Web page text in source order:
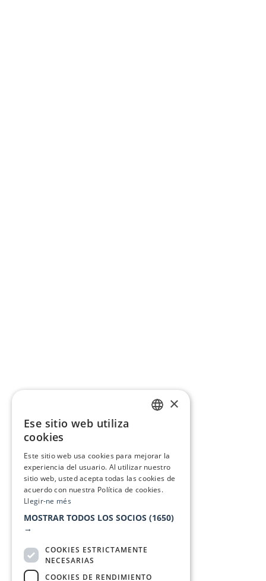
×
Ese sitio web utiliza
cookies
Este sitio web usa cookies para mejorar la
experiencia del usuario. Al utilizar nuestro
sitio web, usted acepta todas las cookies de
acuerdo con nuestra Política de cookies.
Llegir-ne més
MOSTRAR TODOS LOS SOCIOS (1650)
→
COOKIES ESTRICTAMENTE
NECESARIAS
COOKIES DE RENDIMIENTO